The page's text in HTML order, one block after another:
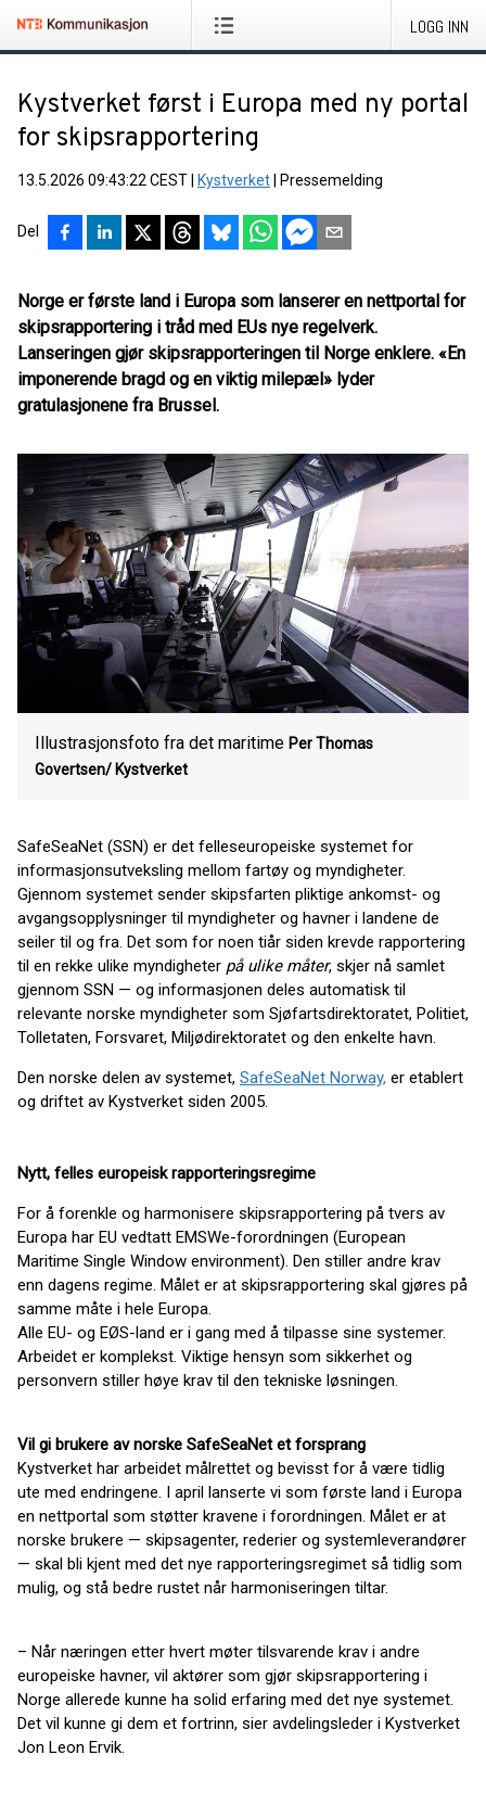
LOGG INN
Kystverket først i Europa med ny portal
for skipsrapportering
13.5.2026 09:43:22 CEST Kystverket Pressemelding
Del
Norge er første land i Europa som lanserer en nettportal for
skipsrapportering i tråd med EUs nye regelverk.
Lanseringen gjør skipsrapporteringen til Norge enklere. «En
imponerende bragd og en viktig milepæl» lyder
gratulasjonene fra Brussel.
Illustrasjonsfoto fra det maritime Per Thomas
Govertsen/ Kystverket
SafeSeaNet (SSN) er det felleseuropeiske systemet for
informasjonsutveksling mellom fartøy og myndigheter.
Gjennom systemet sender skipsfarten pliktige ankomst- og
avgangsopplysninger til myndigheter og havner i landene de
seiler til og fra. Det som for noen tiår siden krevde rapportering
til en rekke ulike myndigheter på ulike måter, skjer nå samlet
gjennom SSN — og informasjonen deles automatisk til
relevante norske myndigheter som Sjøfartsdirektoratet, Politiet,
Tolletaten, Forsvaret, Miljødirektoratet og den enkelte havn.
Den norske delen av systemet, SafeSeaNet Norway, er etablert
og driftet av Kystverket siden 2005.
Nytt, felles europeisk rapporteringsregime
For å forenkle og harmonisere skipsrapportering på tvers av
Europa har EU vedtatt EMSWe-forordningen (European
Maritime Single Window environment). Den stiller andre krav
enn dagens regime. Målet er at skipsrapportering skal gjøres på
samme måte i hele Europa.
Alle EU- og EØS-land er i gang med å tilpasse sine systemer.
Arbeidet er komplekst. Viktige hensyn som sikkerhet og
personvern stiller høye krav til den tekniske løsningen.
Vil gi brukere av norske SafeSeaNet et forsprang
Kystverket har arbeidet målrettet og bevisst for å være tidlig
ute med endringene. I april lanserte vi som første land i Europa
en nettportal som støtter kravene i forordningen. Målet er at
norske brukere — skipsagenter, rederier og systemleverandører
— skal bli kjent med det nye rapporteringsregimet så tidlig som
mulig, og stå bedre rustet når harmoniseringen tiltar.
– Når næringen etter hvert møter tilsvarende krav i andre
europeiske havner, vil aktører som gjør skipsrapportering i
Norge allerede kunne ha solid erfaring med det nye systemet.
Det vil kunne gi dem et fortrinn, sier avdelingsleder i Kystverket
Jon Leon Ervik.